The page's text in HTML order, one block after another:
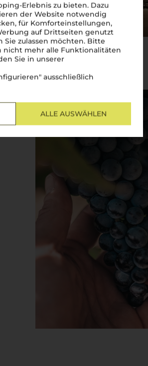
Erlebnis zu bieten. Dazu
der Website notwendig
für Komforteinstellungen,
auf Drittseiten genutzt
zulassen möchten. Bitte
nicht mehr alle Funktionalitäten
Sie in unserer
ausschließlich
ALLE AUSWÄHLEN